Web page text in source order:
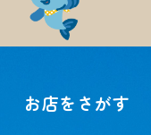
お店をさがす